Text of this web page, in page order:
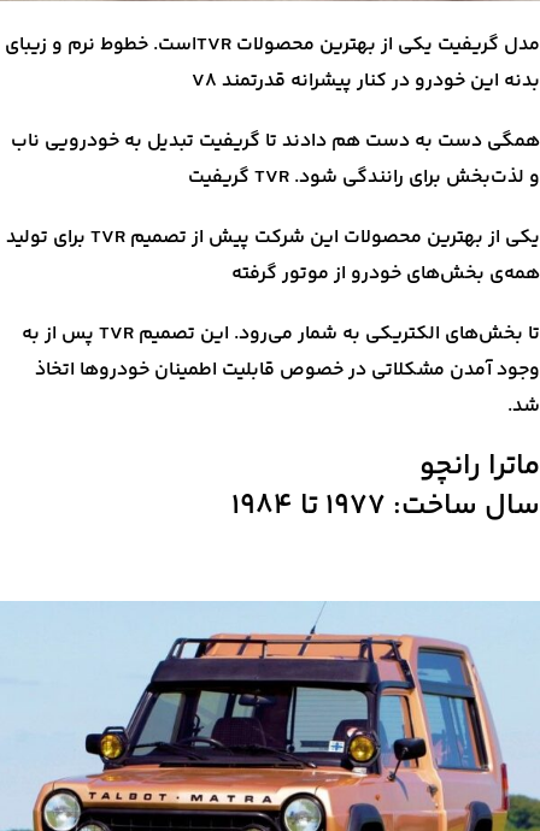
مدل گریفیت یکی از بهترین محصولات TVRاست. خطوط نرم و زیبای
بدنه این خودرو در کنار پیشرانه قدرتمند V8
همگی دست به دست هم دادند تا گریفیت تبدیل به خودرویی ناب
و لذت‌بخش برای رانندگی شود. TVR گریفیت
یکی از بهترین محصولات این شرکت پیش از تصمیم TVR برای تولید
همه‌ی بخش‌های خودرو از موتور گرفته
تا بخش‌های الکتریکی به شمار می‌رود. این تصمیم TVR پس از به
وجود آمدن مشکلاتی در خصوص قابلیت اطمینان خودروها اتخاذ
شد.
ماترا رانچو
سال ساخت: ۱۹۷۷ تا ۱۹۸۴